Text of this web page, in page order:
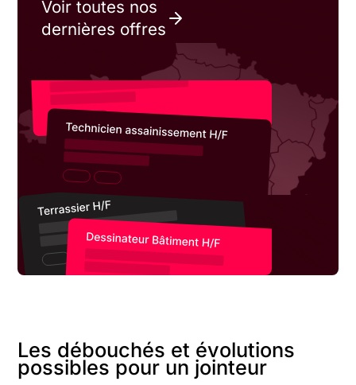
Voir toutes nos
dernières offres
Les débouchés et évolutions
possibles pour un jointeur